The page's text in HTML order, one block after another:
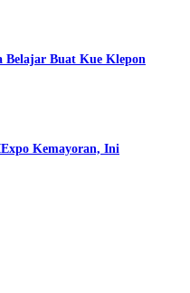
Belajar Buat Kue Klepon
Kemayoran, Ini